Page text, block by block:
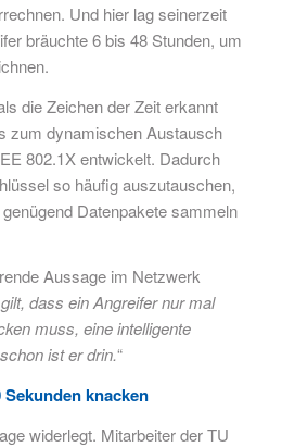
Und hier lag seinerzeit
bräuchte 6 bis 48 Stunden, um
die Zeichen der Zeit erkannt
zum dynamischen Austausch
802.1X entwickelt. Dadurch
so häufig auszutauschen,
Datenpakete sammeln
Aussage im Netzwerk
dass ein Angreifer nur mal
muss, eine intelligente
ist er drin.“
knacken
widerlegt. Mitarbeiter der TU